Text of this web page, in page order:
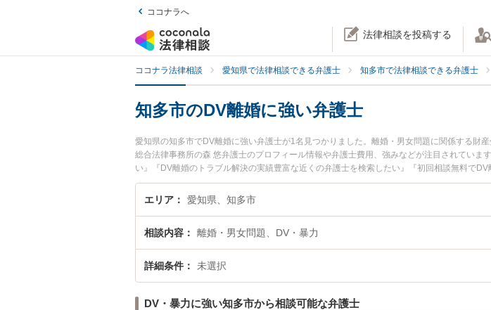
ココナラへ
法律相談を投稿する
ココナラ法律相談 愛知県で法律相談できる弁護士 知多市で法律相談できる弁護士
知多市のDV離婚に強い弁護士
愛知県の知多市でDV離婚に強い弁護士が1名見つかりました。離婚・男女問題に関係する財
総合法律事務所の森 悠弁護士のプロフィール情報や弁護士費用、強みなどが注目されてい
い』『DV離婚のトラブル解決の実績豊富な近くの弁護士を検索したい』『初回相談無料で
んにおすすめです。
エリア 愛知県、知多市
相談内容 離婚・男女問題、DV・暴力
詳細条件 未選択
DV・暴力に強い知多市から相談可能な弁護士